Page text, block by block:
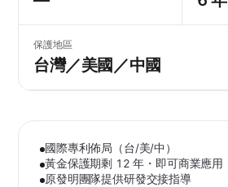
保護地區
台灣／美國／中國
國際專利佈局（台/美/中）
黃金保護期剩 12 年・即可商業應用
原發明團隊提供研發交接指導